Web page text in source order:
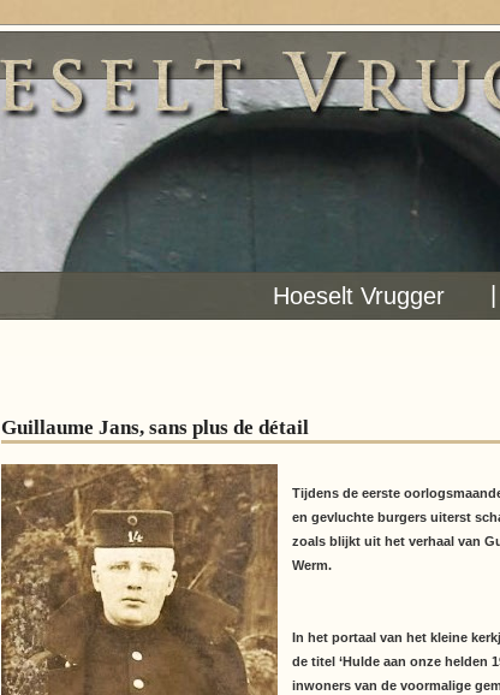
Hoeselt Vrugger
Guillaume Jans, sans plus de détail
Tijdens de eerste
en gevluchte burgers uiterst
zoals blijkt uit het verhaal van
Werm.
In het portaal van het kleine
de titel ‘Hulde aan onze helden
inwoners van de voormalige